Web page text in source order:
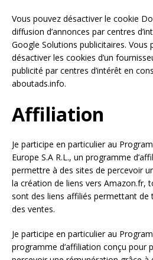
Vous pouvez désactiver le cookie
diffusion d’annonces par centres
Google Solutions publicitaires. Vous
désactiver les cookies d’un
publicité par centres d’intérêt en
aboutads.info.
Affiliation
Je participe en particulier au
Europe S.A R.L., un programme
permettre à des sites de percevoir
la création de liens vers Amazon.fr,
sont des liens affiliés permettant
des ventes.
Je participe en particulier au
programme d’affiliation conçu pour